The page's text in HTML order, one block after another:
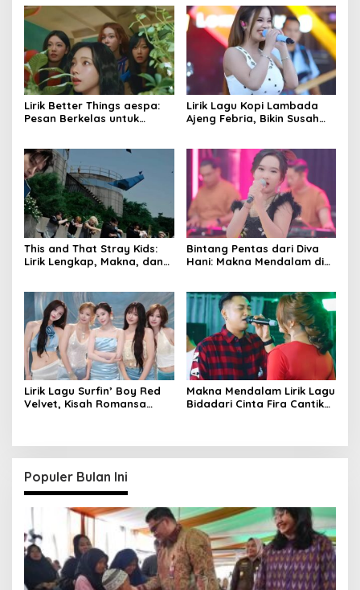
Lirik Better Things aespa:
Pesan Berkelas untuk
Lirik Lagu Kopi Lambada
Ajeng Febria, Bikin Susah
This and That Stray Kids:
Lirik Lengkap, Makna, dan
Bintang Pentas dari Diva
Hani: Makna Mendalam di
Lirik Lagu Surfin’ Boy Red
Velvet, Kisah Romansa
Makna Mendalam Lirik Lagu
Bidadari Cinta Fira Cantika
Populer Bulan Ini